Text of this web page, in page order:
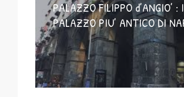
PALAZZO FILIPPO d’ANGIO’ :
PALAZZO PIU’ ANTICO DI